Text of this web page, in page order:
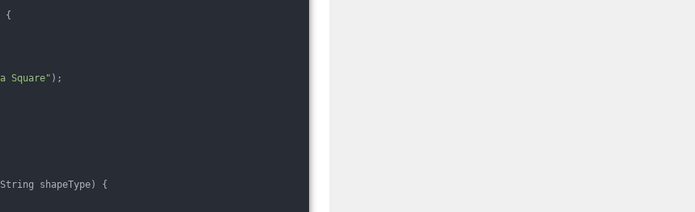
{
Square" );
shapeType)
{